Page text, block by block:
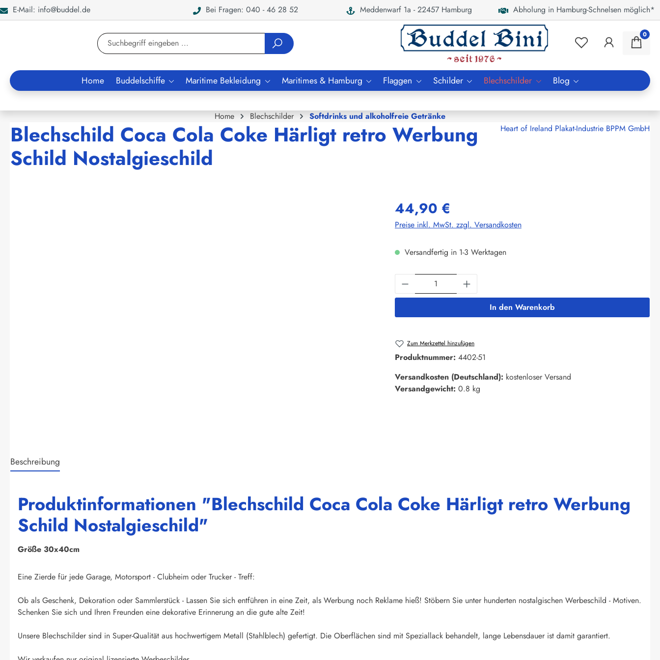
Zur Suche springen
E-Mail: info@buddel.de Bei Fragen: 040 - 46 28 52 Meddenwarf 1a - 22457 Hamburg Abholung in Hamburg-Schnelsen möglich*
0
Home Buddelschiffe Maritime Bekleidung Maritimes & Hamburg Flaggen Schilder Blechschilder Blog
Home Blechschilder Softdrinks und alkoholfreie Getränke
Blechschild Coca Cola Coke Härligt retro Werbung
Schild Nostalgieschild
Heart of Ireland Plakat-Industrie BPPM GmbH
44,90 €
Preise inkl. MwSt. zzgl. Versandkosten
Versandfertig in 1-3 Werktagen
Produkt Anzahl: Gib den gewünschten Wert ein
In den Warenkorb
Zum Merkzettel hinzufügen
Produktnummer: 4402-51
Versandkosten (Deutschland): kostenloser Versand
Versandgewicht: 0.8 kg
Beschreibung
Produktinformationen "Blechschild Coca Cola Coke Härligt retro Werbung
Schild Nostalgieschild"
Größe 30x40cm
Eine Zierde für jede Garage, Motorsport - Clubheim oder Trucker - Treff:
Ob als Geschenk, Dekoration oder Sammlerstück - Lassen Sie sich entführen in eine Zeit, als Werbung noch Reklame hieß! Stöbern Sie unter hunderten nostalgischen Werbeschild - Motiven.
Schenken Sie sich und Ihren Freunden eine dekorative Erinnerung an die gute alte Zeit!
Unsere Blechschilder sind in Super-Qualität aus hochwertigem Metall (Stahlblech) gefertigt. Die Oberflächen sind mit Speziallack behandelt, lange Lebensdauer ist damit garantiert.